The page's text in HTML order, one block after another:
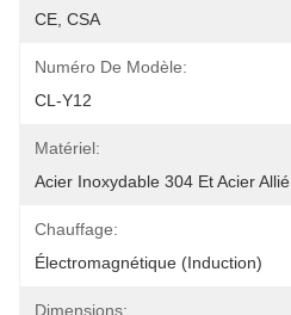
CE, CSA
Numéro De Modèle:
CL-Y12
Matériel:
Acier Inoxydable 304 Et Acier Allié
Chauffage:
Électromagnétique (induction)
Dimensions: